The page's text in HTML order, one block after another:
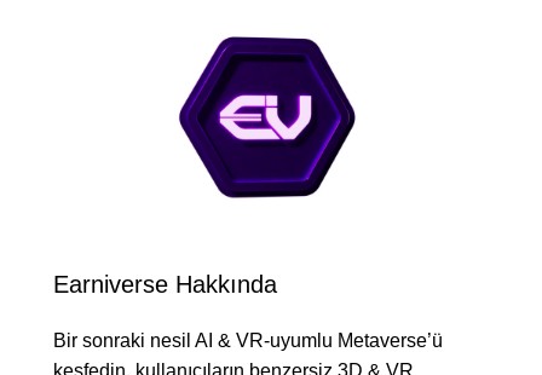
Earniverse Hakkında
Bir sonraki nesil AI & VR-uyumlu Metaverse’ü
keşfedin, kullanıcıların benzersiz 3D & VR